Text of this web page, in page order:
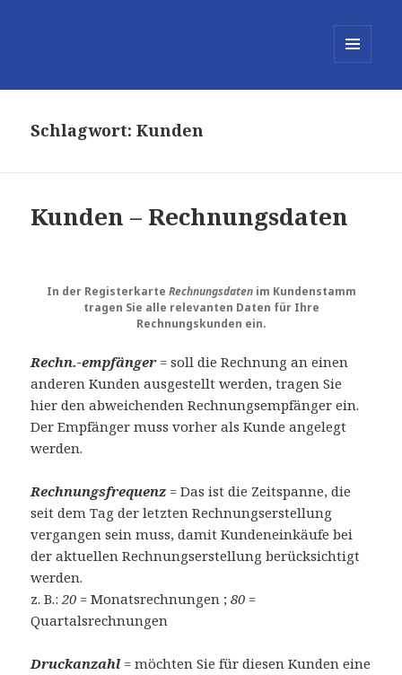
Schlagwort:Kunden
Kunden – Rechnungsdaten
In der Registerkarte Rechnungsdatenim Kundenstamm
tragen Sie alle relevanten Daten für Ihre
Rechnungskunden ein.
Rechn.-empfänger= soll die Rechnung an einen
anderen Kunden ausgestellt werden, tragen Sie
hier den abweichenden Rechnungsempfänger ein.
Der Empfänger muss vorher als Kunde angelegt
werden.
Rechnungsfrequenz = Das ist die Zeitspanne, die
seit dem Tag der letzten Rechnungserstellung
vergangen sein muss, damit Kundeneinkäufe bei
der aktuellen Rechnungserstellung berücksichtigt
werden.
z. B.:20 = Monatsrechnungen ;80 =
Quartalsrechnungen
Druckanzahl = möchten Sie für diesen Kunden eine